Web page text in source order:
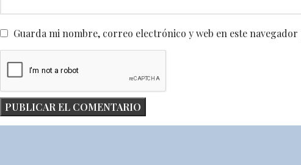
Guarda mi nombre, correo electrónico y web en este